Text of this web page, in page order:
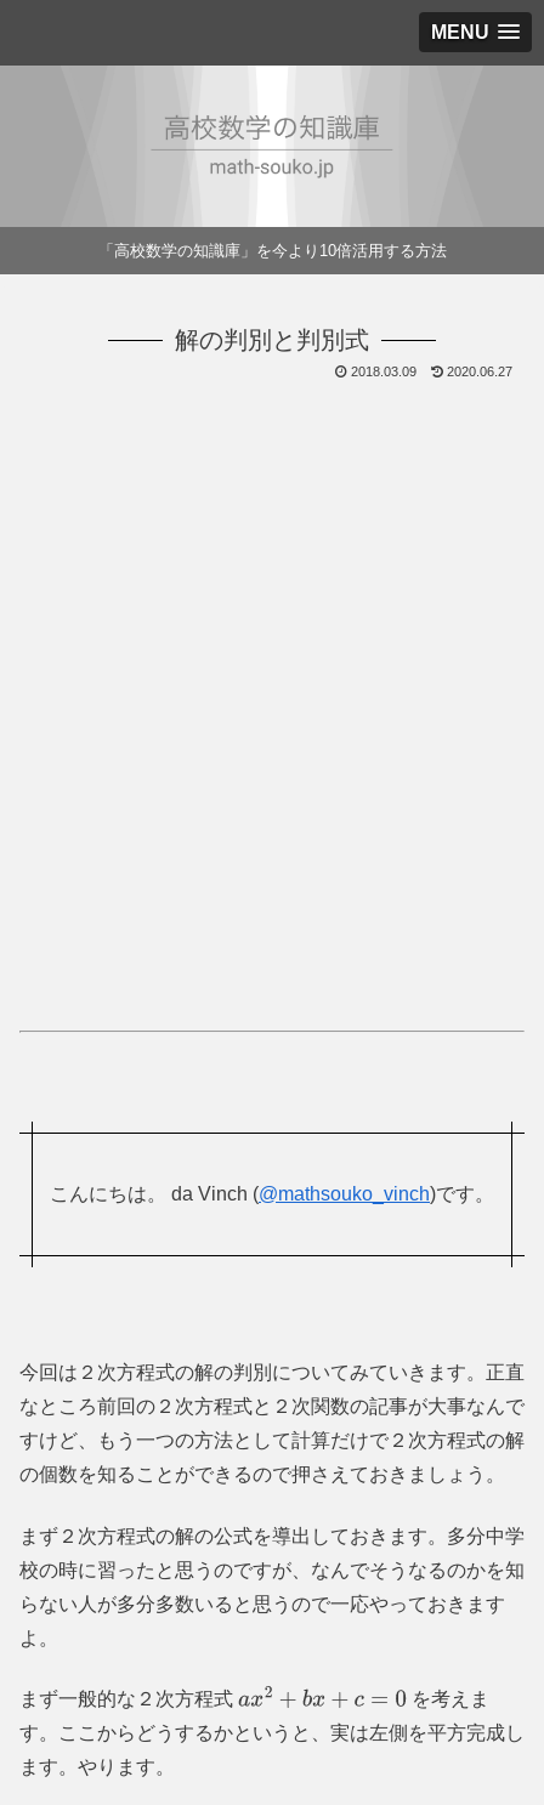
MENU
「高校数学の知識庫」を今より10倍活用する方法
解の判別と判別式
2018.03.09 2020.06.27
こんにちは。 da Vinch (@mathsouko_vinch)です。
今回は２次方程式の解の判別についてみていきます。正直
なところ前回の２次方程式と２次関数の記事が大事なんで
すけど、もう一つの方法として計算だけで２次方程式の解
の個数を知ることができるので押さえておきましょう。
まず２次方程式の解の公式を導出しておきます。多分中学
校の時に習ったと思うのですが、なんでそうなるのかを知
らない人が多分多数いると思うので一応やっておきます
よ。
まず一般的な２次方程式 ax2 bx +c=0
を考えま
す。ここからどうするかというと、実は左側を平方完成し
ます。やります。